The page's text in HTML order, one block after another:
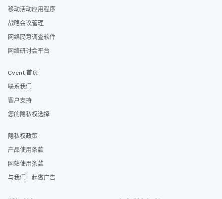
移动活动应用程序
战略会议管理
网络民意调查软件
网络研讨会平台
Cvent 首页
联系我们
客户支持
您的隐私权选择
隐私权政策
产品使用条款
网站使用条款
与我们一起做广告